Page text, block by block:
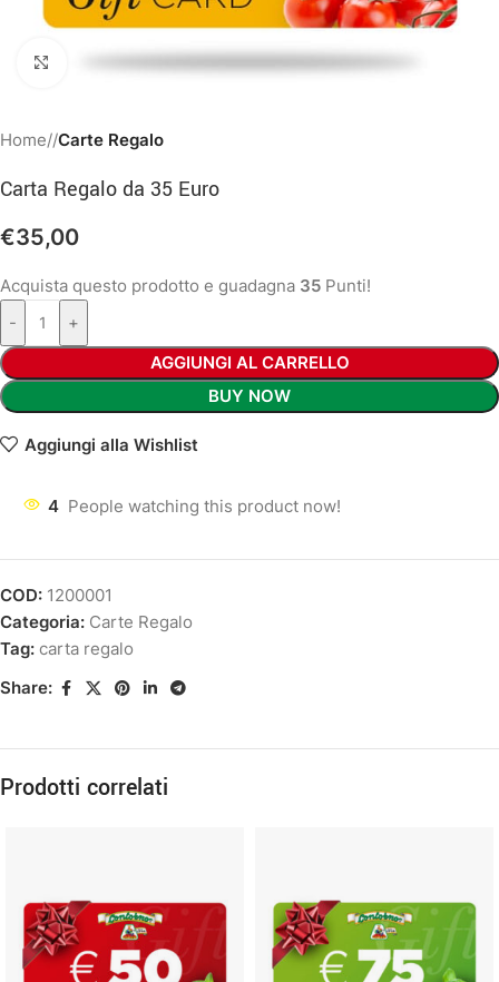
Home/ Carte Regalo
Carta Regalo da 35 Euro
€35,00
Acquista questo prodotto e guadagna 35 Punti!
-
+
AGGIUNGI AL CARRELLO
BUY NOW
Aggiungi alla Wishlist
4 People watching this product now!
COD: 1200001
Categoria: Carte Regalo
Tag: carta regalo
Share:
Prodotti correlati